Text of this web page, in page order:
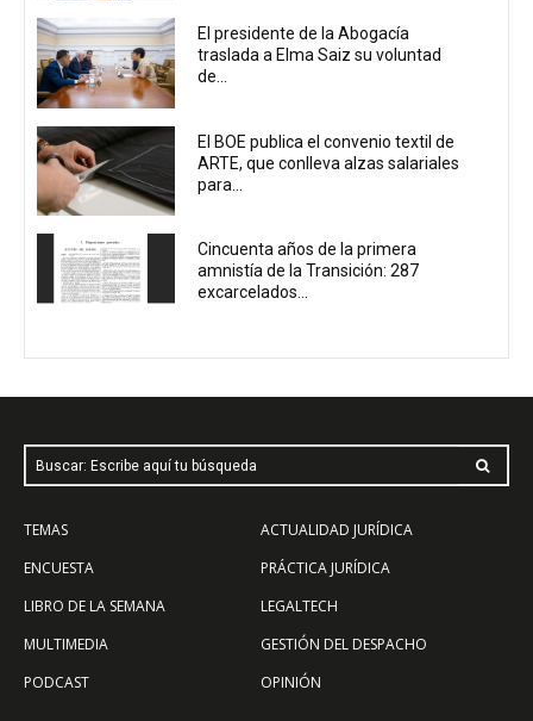
El presidente de la Abogacía
traslada a Elma Saiz su voluntad
de...
El BOE publica el convenio textil de
ARTE, que conlleva alzas salariales
para...
Cincuenta años de la primera
amnistía de la Transición: 287
excarcelados...
Buscar: Escribe aquí tu búsqueda
TEMAS
ENCUESTA
LIBRO DE LA SEMANA
MULTIMEDIA
PODCAST
ACTUALIDAD JURÍDICA
PRÁCTICA JURÍDICA
LEGALTECH
GESTIÓN DEL DESPACHO
OPINIÓN